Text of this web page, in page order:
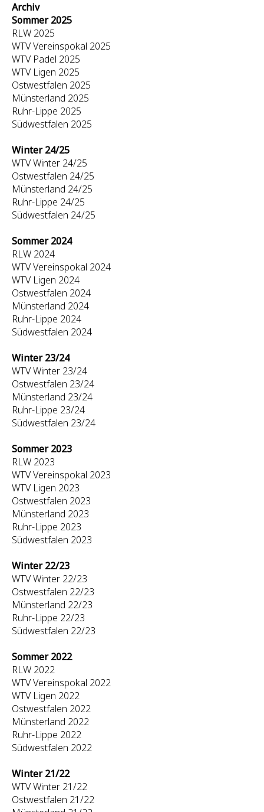
Archiv
Sommer 2025
RLW 2025
WTV Vereinspokal 2025
WTV Padel 2025
WTV Ligen 2025
Ostwestfalen 2025
Münsterland 2025
Ruhr-Lippe 2025
Südwestfalen 2025
Winter 24/25
WTV Winter 24/25
Ostwestfalen 24/25
Münsterland 24/25
Ruhr-Lippe 24/25
Südwestfalen 24/25
Sommer 2024
RLW 2024
WTV Vereinspokal 2024
WTV Ligen 2024
Ostwestfalen 2024
Münsterland 2024
Ruhr-Lippe 2024
Südwestfalen 2024
Winter 23/24
WTV Winter 23/24
Ostwestfalen 23/24
Münsterland 23/24
Ruhr-Lippe 23/24
Südwestfalen 23/24
Sommer 2023
RLW 2023
WTV Vereinspokal 2023
WTV Ligen 2023
Ostwestfalen 2023
Münsterland 2023
Ruhr-Lippe 2023
Südwestfalen 2023
Winter 22/23
WTV Winter 22/23
Ostwestfalen 22/23
Münsterland 22/23
Ruhr-Lippe 22/23
Südwestfalen 22/23
Sommer 2022
RLW 2022
WTV Vereinspokal 2022
WTV Ligen 2022
Ostwestfalen 2022
Münsterland 2022
Ruhr-Lippe 2022
Südwestfalen 2022
Winter 21/22
WTV Winter 21/22
Ostwestfalen 21/22